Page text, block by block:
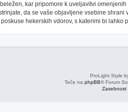
kar pripomore k uveljavitvi
da se vaše objavljene vsebine
hekerskih vdorov, s katerimi bi lahko
ProLight Style
Teče na phpBB® Forum
Zasebnost|